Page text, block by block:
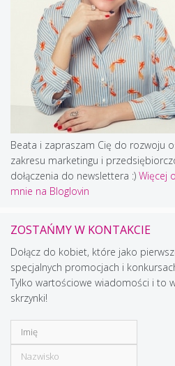
Beata i zapraszam Cię do rozwoju
zakresu marketingu i
dołączenia do newslettera :) Więcej
mnie na Bloglovin
ZOSTAŃMY W KONTAKCIE
Dołącz do kobiet, które jako
specjalnych promocjach i
Tylko wartościowe wiadomości i to
skrzynki!